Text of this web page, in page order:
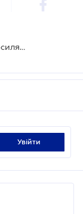
Для перевізників водним транспортом посилять вимоги щодо забезпечення безпеки
увійти